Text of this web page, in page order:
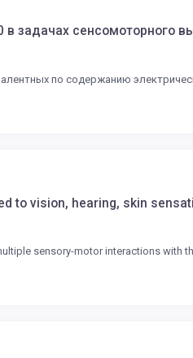
задачах сенсомоторного
по содержанию
to vision, hearing, skin
sensory-motor interactions with